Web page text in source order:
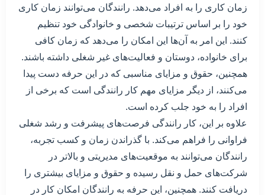
زمان کاری را به افراد می‌دهد. رانندگان می‌توانند زمان کاری
خود را بر اساس ترتیبات شخصی و خانوادگی خود تنظیم
کنند. این امر به آن‌ها این امکان را می‌دهد که زمان کافی
برای خانواده، دوستان و فعالیت‌های غیر شغلی داشته باشند.
همچنین، حقوق و مزایای مناسبی که در این حرفه دست پیدا
می‌کنند، از دیگر مزایای مهم کار رانندگی است که برخی از
افراد را به خود جلب کرده است.
علاوه بر این، کار رانندگی فرصت‌های پیشرفت و رشد شغلی
فراوانی را فراهم می‌کند. با گذراندن زمان و کسب تجربه،
رانندگان می‌توانند به موقعیت‌های مدیریتی و بالاتر در
شرکت‌های حمل و نقل رسیده و حقوق و مزایای بیشتری را
دریافت کنند. همچنین، این حرفه به رانندگان امکان کار در